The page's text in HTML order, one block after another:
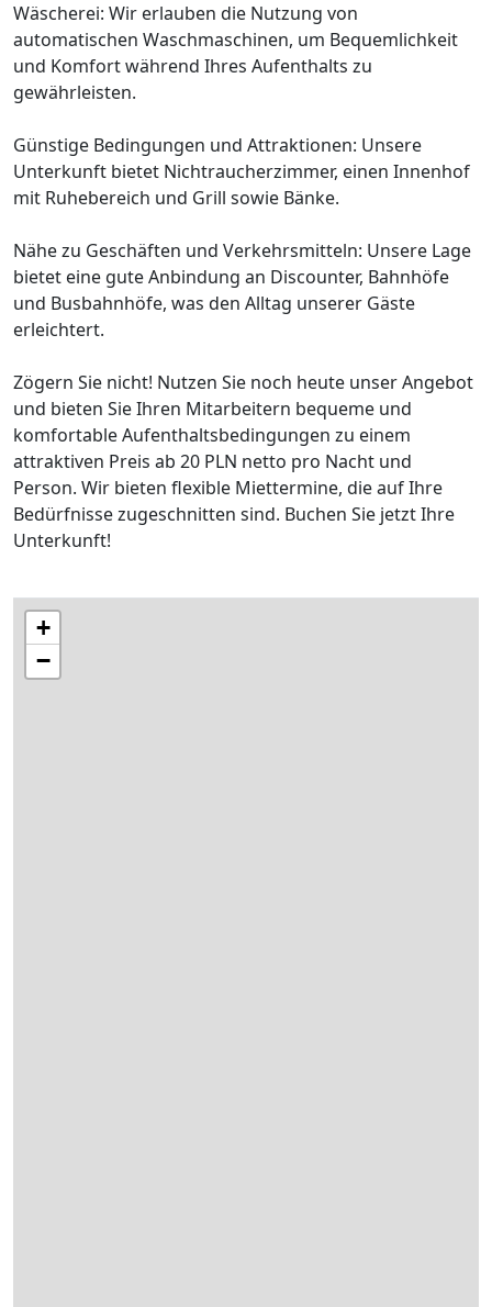
Wäscherei: Wir erlauben die Nutzung von
automatischen Waschmaschinen, um Bequemlichkeit
und Komfort während Ihres Aufenthalts zu
gewährleisten.
Günstige Bedingungen und Attraktionen: Unsere
Unterkunft bietet Nichtraucherzimmer, einen Innenhof
mit Ruhebereich und Grill sowie Bänke.
Nähe zu Geschäften und Verkehrsmitteln: Unsere Lage
bietet eine gute Anbindung an Discounter, Bahnhöfe
und Busbahnhöfe, was den Alltag unserer Gäste
erleichtert.
Zögern Sie nicht! Nutzen Sie noch heute unser Angebot
und bieten Sie Ihren Mitarbeitern bequeme und
komfortable Aufenthaltsbedingungen zu einem
attraktiven Preis ab 20 PLN netto pro Nacht und
Person. Wir bieten flexible Miettermine, die auf Ihre
Bedürfnisse zugeschnitten sind. Buchen Sie jetzt Ihre
Unterkunft!
+
−